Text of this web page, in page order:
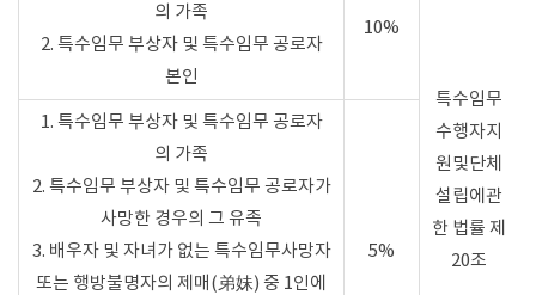
의 가족
2. 특수임무 부상자 및 특수임무 공로자
본인
10%
특수임무
수행자지
원및단체
설립에관
한 법률 제
20조
1. 특수임무 부상자 및 특수임무 공로자
의 가족
2. 특수임무 부상자 및 특수임무 공로자가
사망한 경우의 그 유족
3. 배우자 및 자녀가 없는 특수임무사망자
또는 행방불명자의 제매(弟妹) 중 1인에
5%